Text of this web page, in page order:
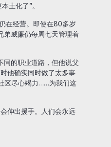
土化了”。
在经营。即使在80多岁
威廉仍每周七天管理着
的职业道路，但他说父
他确实同时做了太多事
区尽心竭力……为我们这
伸出援手。人们会永远